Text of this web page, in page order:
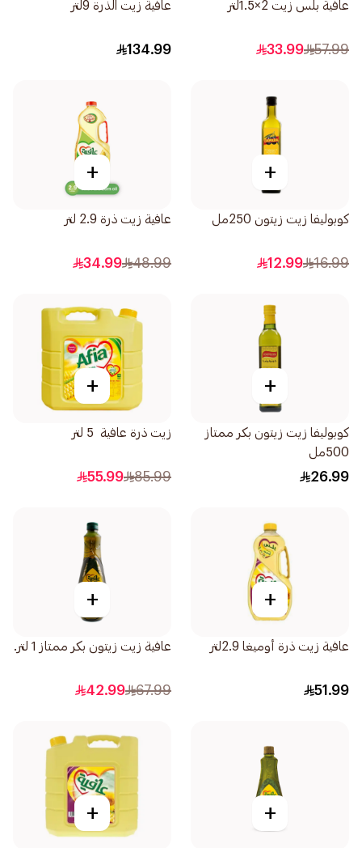
عافية بلس زيت 2×1.5لتر
57.99
33.99
عافية زيت الذرة 9لتر
134.99
+
كوبوليفا زيت زيتون 250مل
16.99
12.99
+
عافية زيت ذرة 2.9 لتر
48.99
34.99
+
كوبوليفا زيت زيتون بكر ممتاز
500مل
26.99
+
زيت ذرة عافية 5 لتر
85.99
55.99
+
عافية زيت ذرة أوميغا 2.9لتر
51.99
+
عافية زيت زيتون بكر ممتاز 1 لتر.
67.99
42.99
+
+